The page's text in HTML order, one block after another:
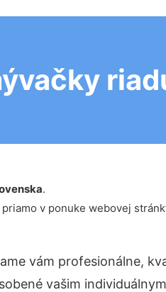
.
v ponuke webovej
vám profesionálne,
vašim individuálnym